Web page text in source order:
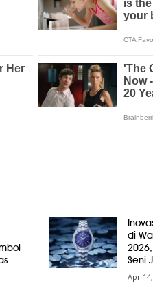
di
Seni
Apr